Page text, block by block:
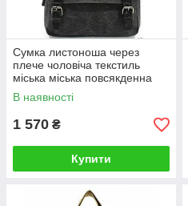
Сумка листоноша через
плече чоловіча текстиль
міська міська повсякденна
6582
В наявності
1 570 ₴
Купити